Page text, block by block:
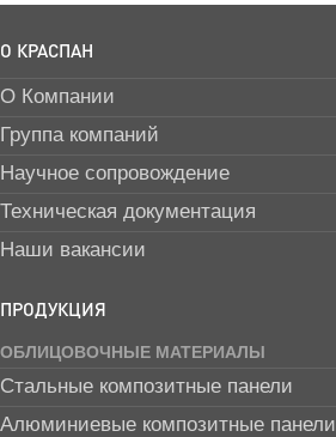
О КРАСПАН
О Компании
Группа компаний
Научное сопровождение
Техническая документация
Наши вакансии
ПРОДУКЦИЯ
ОБЛИЦОВОЧНЫЕ МАТЕРИАЛЫ
Стальные композитные панели
Алюминиевые композитные панели